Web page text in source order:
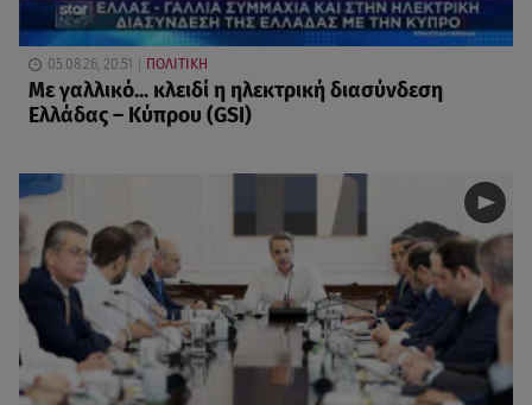
05.08.26, 20:51 ΠΟΛΙΤΙΚΗ
Με γαλλικό... κλειδί η ηλεκτρική διασύνδεση
Ελλάδας – Κύπρου (GSI)